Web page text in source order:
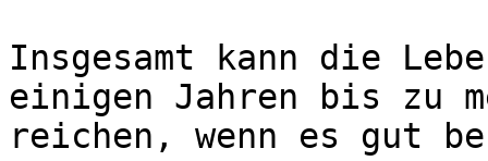
Insgesamt kann die
einigen Jahren bis zu